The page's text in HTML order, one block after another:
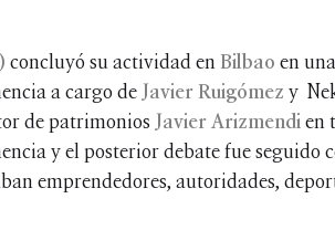
concluyó su actividad en Bilbao en
a cargo de Javier Ruigómez y
de patrimonios Javier Arizmendien
y el posterior debate fue seguido
emprendedores, autoridades,